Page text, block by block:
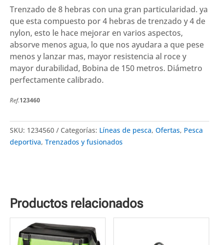
Cast
Away
(150
m)
cantidad
Trenzado de 8 hebras con una gran particularidad. ya
que esta compuesto por 4 hebras de trenzado y 4 de
nylon, esto le hace mejorar en varios aspectos,
absorve menos agua, lo que nos ayudara a que pese
menos y lanzar mas, mayor resistencia al roce y
mayor durabilidad, Bobina de 150 metros. Diámetro
perfectamente calibrado.
Ref.123460
SKU: 1234560 Categorías: Líneas de pesca, Ofertas, Pesca
deportiva, Trenzados y fusionados
Productos relacionados